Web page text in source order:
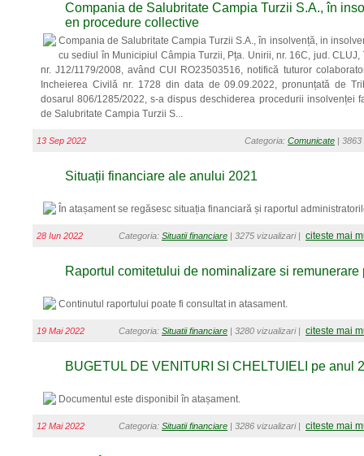
Compania de Salubritate Campia Turzii S.A., în
en procedure collective
Compania de Salubritate Campia Turzii S.A., în insolvență, in
cu sediul în Municipiul Câmpia Turzii, Pța. Unirii, nr. 16C, jud.
nr. J12/1179/2008, având CUI RO23503516, notifică tuturor
Incheierea Civilă nr. 1728 din data de 09.09.2022, pronunțată de
dosarul 806/1285/2022, s-a dispus deschiderea procedurii insolvenței
de Salubritate Campia Turzii S...
13 Sep 2022 Categoria: Comunicate |
Situații financiare ale anului 2021
În atașament se regăsesc situația financiară și raportul
28 Iun 2022 Categoria: Situatii financiare | 3275 vizualizari | citeste mai
Raportul comitetului de nominalizare si remunerare
Continutul raportului poate fi consultat in atasament.
19 Mai 2022 Categoria: Situatii financiare | 3280 vizualizari | citeste mai
BUGETUL DE VENITURI SI CHELTUIELI pe anul
Documentul este disponibil în atașament.
12 Mai 2022 Categoria: Situatii financiare | 3286 vizualizari | citeste mai